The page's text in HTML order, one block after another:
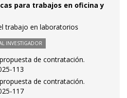
para trabajos en oficina y
trabajo en laboratorios
INVESTIGADOR
de contratación.
113
de contratación.
117